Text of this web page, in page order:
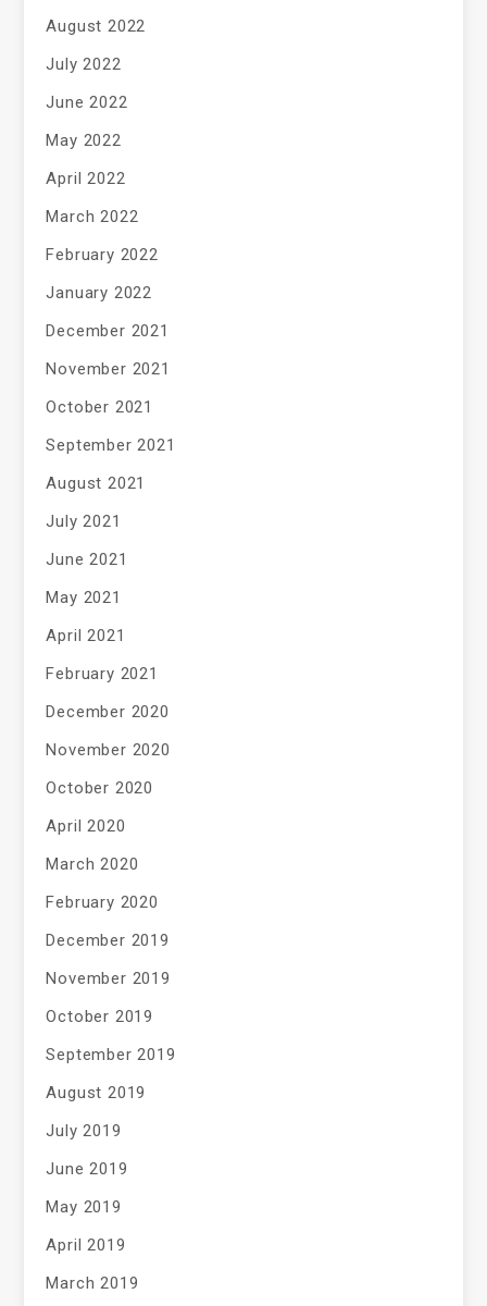
August 2022
July 2022
June 2022
May 2022
April 2022
March 2022
February 2022
January 2022
December 2021
November 2021
October 2021
September 2021
August 2021
July 2021
June 2021
May 2021
April 2021
February 2021
December 2020
November 2020
October 2020
April 2020
March 2020
February 2020
December 2019
November 2019
October 2019
September 2019
August 2019
July 2019
June 2019
May 2019
April 2019
March 2019